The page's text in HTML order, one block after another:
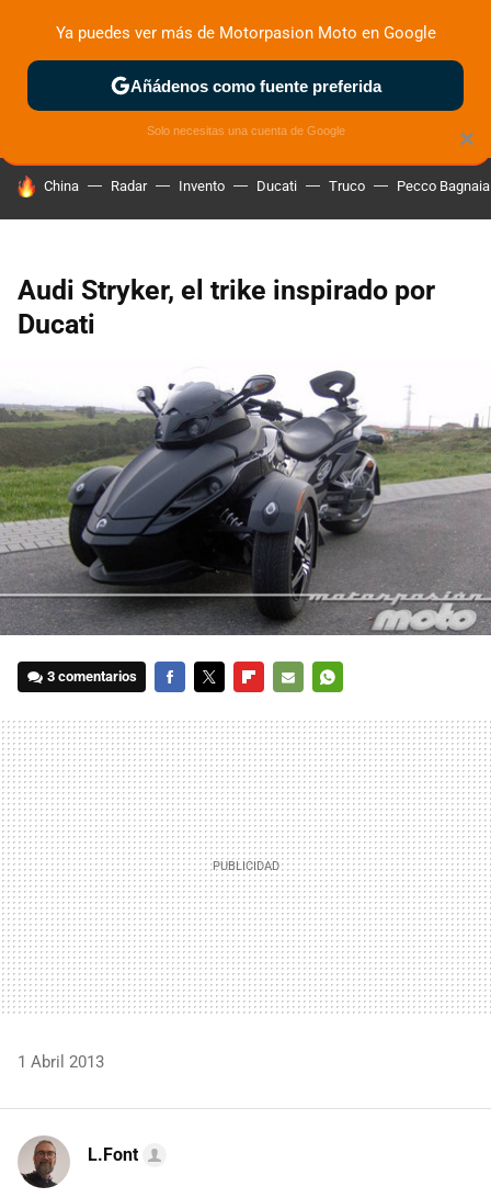
ZONA DE PRUEBAS DEPORTIVAS MOTOS ELÉCTRICAS
HOY SE HABLA DE
China Radar Invento Ducati Truco Pecco Bagnaia
Audi Stryker, el trike inspirado por
Ducati
3 comentarios
MAIL
1 Abril 2013
L.Font
×
Ya puedes ver más de Motorpasion Moto en Google
Añádenos como fuente preferida
Solo necesitas una cuenta de Google